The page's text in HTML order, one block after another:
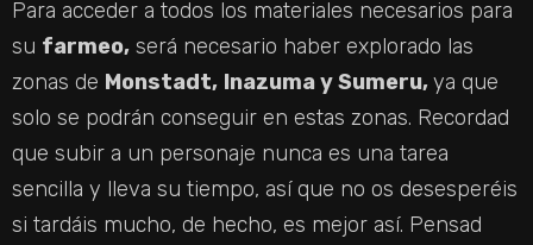
Para acceder a todos los materiales necesarios para
su farmeo, será necesario haber explorado las
zonas de Monstadt, Inazuma y Sumeru,ya que
solo se podrán conseguir en estas zonas. Recordad
que subir a un personaje nunca es una tarea
sencilla y lleva su tiempo, así que no os desesperéis
si tardáis mucho, de hecho, es mejor así. Pensad